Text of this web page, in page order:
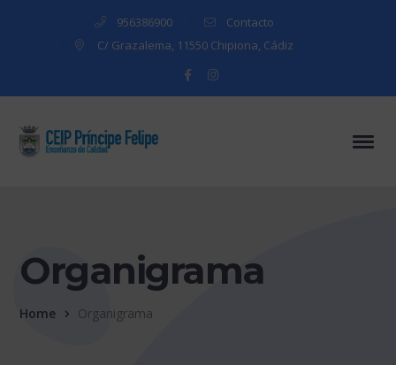
956386900
Contacto
C/ Grazalema, 11550 Chipiona, Cádiz
Facebook
Profile
Instagram
Profile
Organigrama
Home Organigrama